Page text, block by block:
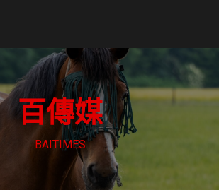
百傳媒
BAITIMES